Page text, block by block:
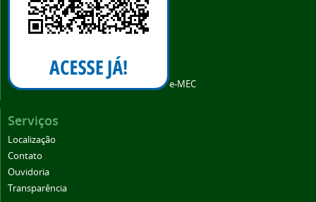
e-MEC
Serviços
Localização
Contato
Ouvidoria
Transparência